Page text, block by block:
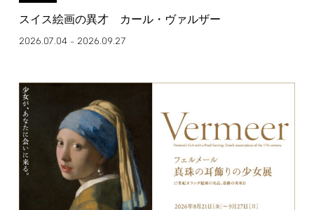
スイス絵画の異才 カール・ヴァルザー
2026.07.04– 2026.09.27